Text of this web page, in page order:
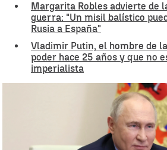
Margarita Robles advierte de
guerra: "Un misil balístico
Rusia a España"
Vladimir Putin, el hombre de
poder hace 25 años y que no
imperialista
Los resultados de las elecciones